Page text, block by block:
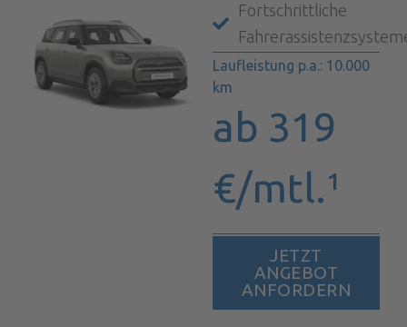
Fortschrittliche
Laufleistung p.a.: 10.000
km
ab 319
€/mtl.¹
JETZT
ANGEBOT
ANFORDERN